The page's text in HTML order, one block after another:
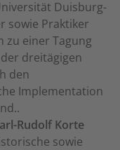
Duisburg-
sowie Praktiker
zu einer Tagung
dreitägigen
den
Implementation
Rudolf Korte
sowie